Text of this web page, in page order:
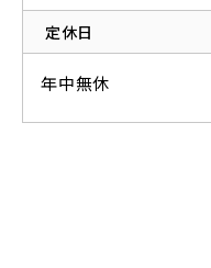
定休日
年中無休